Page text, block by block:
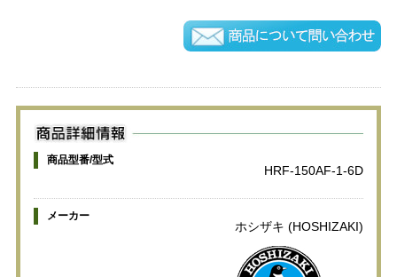
商品型番/型式
HRF-150AF-1-6D
メーカー
ホシザキ (HOSHIZAKI)